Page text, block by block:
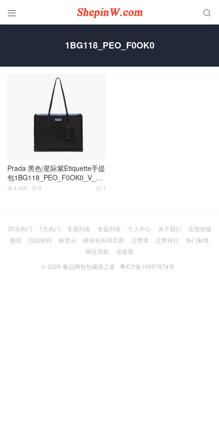
 
1BG118_PEO_F0OK0
Prada 黑色/星际紫Etiquette手提
包1BG118_PEO_F0OK0_V_O
OO
 1
 4.42K  0
30天热门 7天热门 专题列表 专题列表 个人中心 关于我们
友情链接
微信
找回密码 标签云 模块化布局页面 点赞墙 点赞排行
热门标签
网址导航
读者墙
© 2026 奢品网包包腕表之家 粤ICP备16097874号